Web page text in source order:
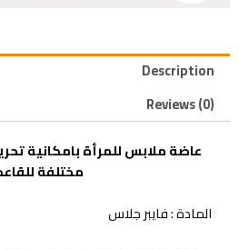
Description
Reviews (0)
عاضة ملابس للمرأة بامكانية
مختلفة
المادة : فايبر جلاس